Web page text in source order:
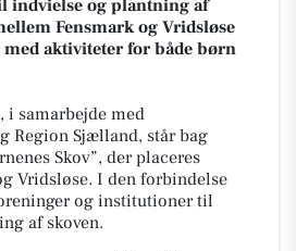
indvielse og plantning af
Fensmark og Vridsløse
aktiviteter for både børn
i samarbejde med
Region Sjælland, står bag
Skov”, der placeres
Vridsløse. I den forbindelse
og institutioner til
af skoven.